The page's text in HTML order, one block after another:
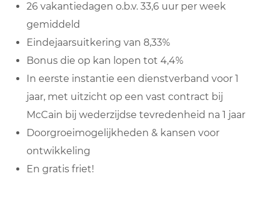
26 vakantiedagen o.b.v. 33,6 uur per week
gemiddeld
Eindejaarsuitkering van 8,33%
Bonus die op kan lopen tot 4,4%
In eerste instantie een dienstverband voor 1
jaar, met uitzicht op een vast contract bij
McCain bij wederzijdse tevredenheid na 1 jaar
Doorgroeimogelijkheden & kansen voor
ontwikkeling
En gratis friet!